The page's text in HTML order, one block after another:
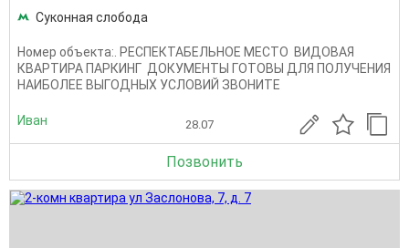
Суконная слобода
Номер объекта:. РЕСПЕКТАБЕЛЬНОЕ МЕСТО ВИДОВАЯ
КВАРТИРА ПАРКИНГ ДОКУМЕНТЫ ГОТОВЫ ДЛЯ ПОЛУЧЕНИЯ
НАИБОЛЕЕ ВЫГОДНЫХ УСЛОВИЙ ЗВОНИТЕ
Иван 28.07
Позвонить